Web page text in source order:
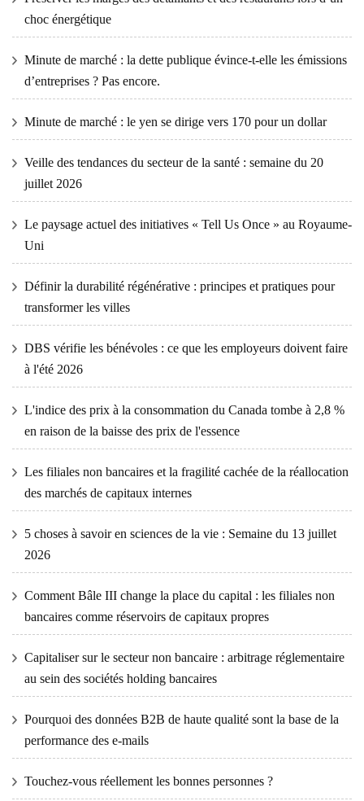
choc énergétique
Minute de marché : la dette publique évince-t-elle les émissions
d’entreprises ? Pas encore.
Minute de marché : le yen se dirige vers 170 pour un dollar
Veille des tendances du secteur de la santé : semaine du 20
juillet 2026
Le paysage actuel des initiatives « Tell Us Once » au Royaume-
Uni
Définir la durabilité régénérative : principes et pratiques pour
transformer les villes
DBS vérifie les bénévoles : ce que les employeurs doivent faire
à l'été 2026
L'indice des prix à la consommation du Canada tombe à 2,8 %
en raison de la baisse des prix de l'essence
Les filiales non bancaires et la fragilité cachée de la réallocation
des marchés de capitaux internes
5 choses à savoir en sciences de la vie : Semaine du 13 juillet
2026
Comment Bâle III change la place du capital : les filiales non
bancaires comme réservoirs de capitaux propres
Capitaliser sur le secteur non bancaire : arbitrage réglementaire
au sein des sociétés holding bancaires
Pourquoi des données B2B de haute qualité sont la base de la
performance des e-mails
Touchez-vous réellement les bonnes personnes ?